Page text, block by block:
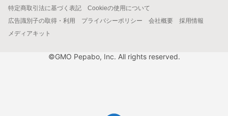
特定商取引法に基づく表記
Cookieの使用について
広告識別子の取得・利用
プライバシーポリシー 会社概要
採用情報
メディアキット
©GMO Pepabo, Inc. All rights reserved.